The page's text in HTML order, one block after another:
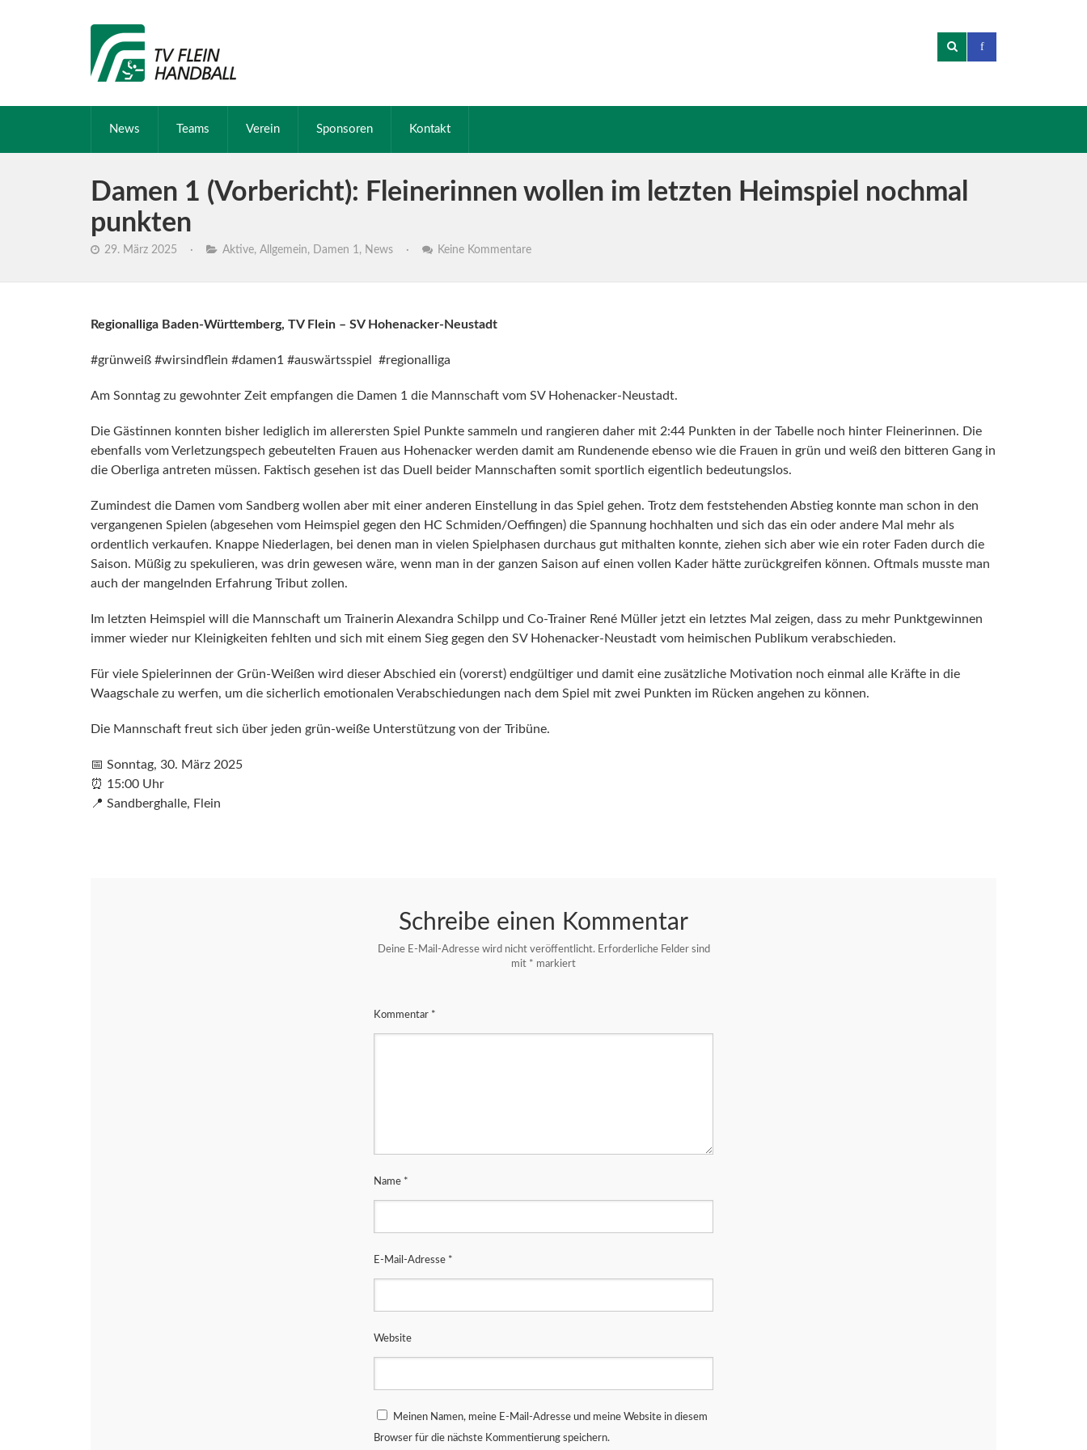
News Teams Verein Sponsoren Kontakt
Damen 1 (Vorbericht): Fleinerinnen wollen im letzten Heimspiel nochmal
punkten
29. März 2025 · Aktive, Allgemein, Damen 1, News · Keine Kommentare
Regionalliga Baden-Württemberg, TV Flein – SV Hohenacker-Neustadt
#grünweiß #wirsindflein #damen1 #auswärtsspiel #regionalliga
Am Sonntag zu gewohnter Zeit empfangen die Damen 1 die Mannschaft vom SV Hohenacker-Neustadt.
Die Gästinnen konnten bisher lediglich im allerersten Spiel Punkte sammeln und rangieren daher mit 2:44 Punkten in der Tabelle noch hinter Fleinerinnen. Die
ebenfalls vom Verletzungspech gebeutelten Frauen aus Hohenacker werden damit am Rundenende ebenso wie die Frauen in grün und weiß den bitteren Gang in
die Oberliga antreten müssen. Faktisch gesehen ist das Duell beider Mannschaften somit sportlich eigentlich bedeutungslos.
Zumindest die Damen vom Sandberg wollen aber mit einer anderen Einstellung in das Spiel gehen. Trotz dem feststehenden Abstieg konnte man schon in den
vergangenen Spielen (abgesehen vom Heimspiel gegen den HC Schmiden/Oeffingen) die Spannung hochhalten und sich das ein oder andere Mal mehr als
ordentlich verkaufen. Knappe Niederlagen, bei denen man in vielen Spielphasen durchaus gut mithalten konnte, ziehen sich aber wie ein roter Faden durch die
Saison. Müßig zu spekulieren, was drin gewesen wäre, wenn man in der ganzen Saison auf einen vollen Kader hätte zurückgreifen können. Oftmals musste man
auch der mangelnden Erfahrung Tribut zollen.
Im letzten Heimspiel will die Mannschaft um Trainerin Alexandra Schilpp und Co-Trainer René Müller jetzt ein letztes Mal zeigen, dass zu mehr Punktgewinnen
immer wieder nur Kleinigkeiten fehlten und sich mit einem Sieg gegen den SV Hohenacker-Neustadt vom heimischen Publikum verabschieden.
Für viele Spielerinnen der Grün-Weißen wird dieser Abschied ein (vorerst) endgültiger und damit eine zusätzliche Motivation noch einmal alle Kräfte in die
Waagschale zu werfen, um die sicherlich emotionalen Verabschiedungen nach dem Spiel mit zwei Punkten im Rücken angehen zu können.
Die Mannschaft freut sich über jeden grün-weiße Unterstützung von der Tribüne.
📅 Sonntag, 30. März 2025
⏰ 15:00 Uhr
📍 Sandberghalle, Flein
Schreibe einen Kommentar
Deine E-Mail-Adresse wird nicht veröffentlicht. Erforderliche Felder sind
mit * markiert
Kommentar *
Name *
E-Mail-Adresse *
Website
Meinen Namen, meine E-Mail-Adresse und meine Website in diesem
Browser für die nächste Kommentierung speichern.